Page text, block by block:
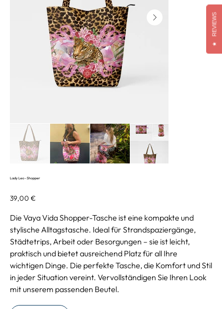
Lady Leo - Shopper
Preis
39,00 €
Die Vaya Vida Shopper-Tasche ist eine kompakte und
stylische Alltagstasche. Ideal für Strandspaziergänge,
Städtetrips, Arbeit oder Besorgungen – sie ist leicht,
praktisch und bietet ausreichend Platz für all Ihre
wichtigen Dinge. Die perfekte Tasche, die Komfort und Stil
in jeder Situation vereint. Vervollständigen Sie Ihren Look
mit unserem passenden Beutel.
★
REVIEWS